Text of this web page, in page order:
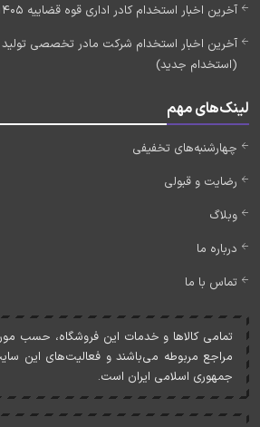
آخرین اخبار استخدام کادر اداری قوه قضاییه 1405 (به زودی)
(استخدام جدید)
لینک‌های مهم
چهارشنبه‌های تخفیفی
رضایت و قبولی
وبلاگ
درباره ما
تماس با ما
تمامی کالاها و خدمات اين فروشگاه، حسب
مراجع مربوطه می‌باشند و فعاليت‌های اين
جمهوری اسلامی ايران است.